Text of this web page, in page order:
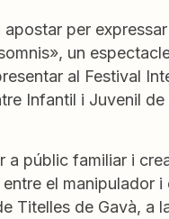
per
un
al Festival
Infantil i Juvenil
a públic familiar i
el manipulador
Titelles de Gavà, a